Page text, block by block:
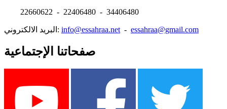
22660622 - 22406480 - 34406480
البريد الالكتروني: info@essahraa.net- essahraa@gmail.com
صفحاتنا الإجتماعية